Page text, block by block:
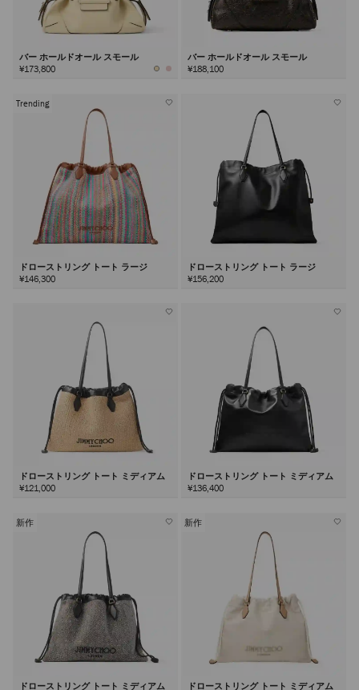
バー ホールドオール スモール
¥173,800
バー ホールドオール スモール
¥188,100
Trending
ドローストリング トート ラージ
¥146,300
ドローストリング トート ラージ
¥156,200
ドローストリング トート ミディアム
¥121,000
ドローストリング トート ミディアム
¥136,400
新作
ドローストリング トート ミディアム
新作
ドローストリング トート ミディアム